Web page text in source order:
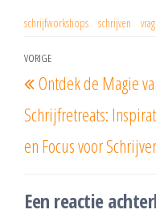
schrijfworkshops schrijven
Vorig
bericht
VORIGE
Ontdek de Magie
Schrijfretreats:
en Focus voor
Een reactie